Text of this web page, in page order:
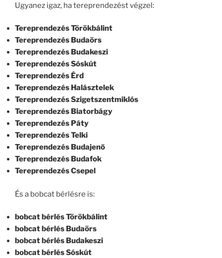
Ugyanez igaz, ha tereprendezést végzel:
Tereprendezés Törökbálint
Tereprendezés Budaörs
Tereprendezés Budakeszi
Tereprendezés Sóskút
Tereprendezés Érd
Tereprendezés Halásztelek
Tereprendezés Szigetszentmiklós
Tereprendezés Biatorbágy
Tereprendezés Páty
Tereprendezés Telki
Tereprendezés Budajenő
Tereprendezés Budafok
Tereprendezés Csepel
És a bobcat bérlésre is:
bobcat bérlés Törökbálint
bobcat bérlés Budaörs
bobcat bérlés Budakeszi
bobcat bérlés Sóskút